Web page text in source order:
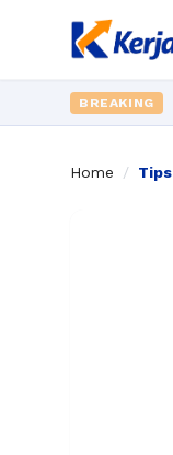
BREAKING
Home / Tips